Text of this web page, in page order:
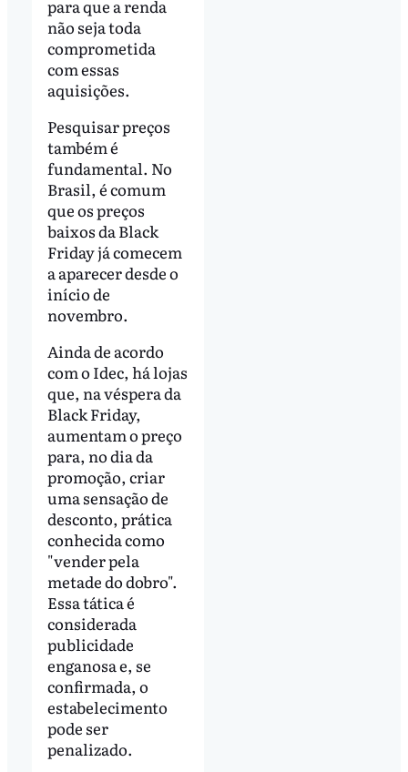
para que a renda
não seja toda
comprometida
com essas
aquisições.
Pesquisar preços
também é
fundamental. No
Brasil, é comum
que os preços
baixos da Black
Friday já comecem
a aparecer desde o
início de
novembro.
Ainda de acordo
com o Idec, há lojas
que, na véspera da
Black Friday,
aumentam o preço
para, no dia da
promoção, criar
uma sensação de
desconto, prática
conhecida como
"vender pela
metade do dobro".
Essa tática é
considerada
publicidade
enganosa e, se
confirmada, o
estabelecimento
pode ser
penalizado.